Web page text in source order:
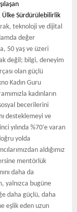
Ülke Sürdürülebilirlik
teknoloji ve dijital
değer
50 yaş ve üzeri
değil; bilgi, deneyim
olan güçlü
Kadın Guru
kadınların
becerilerini
desteklemeyi ve
yılında %70’e varan
yolda
aldığımız
mentörlük
daha da
yalnızca bugüne
daha güçlü, daha
eşlik eden uzun